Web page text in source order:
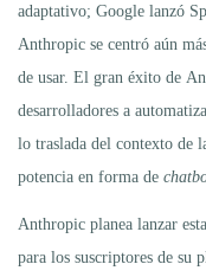
adaptativo; Google lanzó
Anthropic se centró aún
de usar. El gran éxito de
desarrolladores a
lo traslada del contexto de
potencia en forma de
Anthropic planea lanzar
para los suscriptores de su